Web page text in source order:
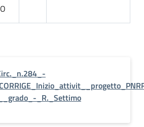
_R._Settimo